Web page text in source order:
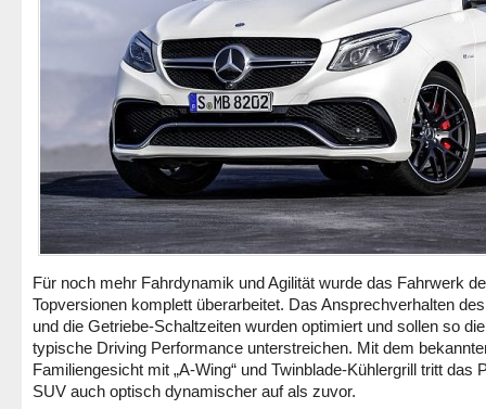
Für noch mehr Fahrdynamik und Agilität wurde das Fahrwerk
Topversionen komplett überarbeitet. Das Ansprechverhalten
und die Getriebe-Schaltzeiten wurden optimiert und sollen so
typische Driving Performance unterstreichen. Mit dem
Familiengesicht mit „A-Wing“ und Twinblade-Kühlergrill tritt das
SUV auch optisch dynamischer auf als zuvor.